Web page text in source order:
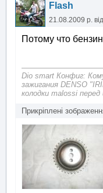
Flash
21.08.2009 р.
Потому что
Dio smart Конфиг:
зажигания DENSO
колодки malossi перед
Прикріплені